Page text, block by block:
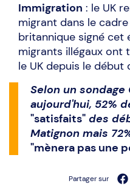
Immigration : le UK
migrant dans le
britannique signé cet
migrants illégaux ont
le UK depuis le début
Selon un
aujourd'hui, 52%
"satisfaits" des
Matignon mais
"mènera pas une
Partager sur